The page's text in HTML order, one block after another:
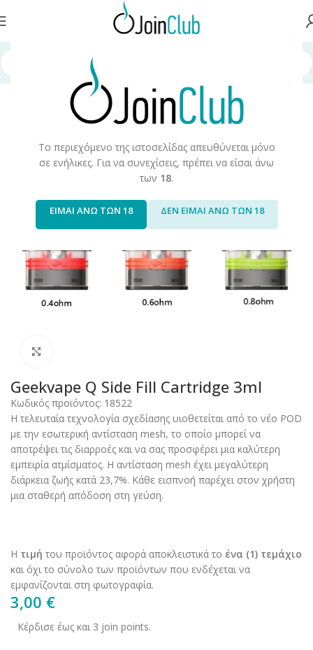
Το περιεχόμενο της ιστοσελίδας απευθύνεται μόνο
σε ενήλικες. Για να συνεχίσεις, πρέπει να είσαι άνω
των 18.
ΕΙΜΑΙ ΑΝΩ ΤΩΝ 18 ΔΕΝ ΕΙΜΑΙ ΑΝΩ ΤΩΝ 18
Συσκευές/Αναλώσιμα
Geekvape Q Side Fill Cartridge 3ml
Κωδικός προϊόντος: 18522
Η τελευταία τεχνολογία σχεδίασης υιοθετείται από το νέο POD
με την εσωτερική αντίσταση mesh, το οποίο μπορεί να
αποτρέψει τις διαρροές και να σας προσφέρει μια καλύτερη
εμπειρία ατμίσματος. Η αντίσταση mesh έχει μεγαλύτερη
διάρκεια ζωής κατά 23,7%. Κάθε εισπνοή παρέχει στον χρήστη
μια σταθερή απόδοση στη γεύση.
Η τιμή του προϊόντος αφορά αποκλειστικά το ένα (1) τεμάχιο
και όχι το σύνολο των προϊόντων που ενδέχεται να
εμφανίζονται στη φωτογραφία.
3,00 €
Κέρδισε έως και 3 join points.